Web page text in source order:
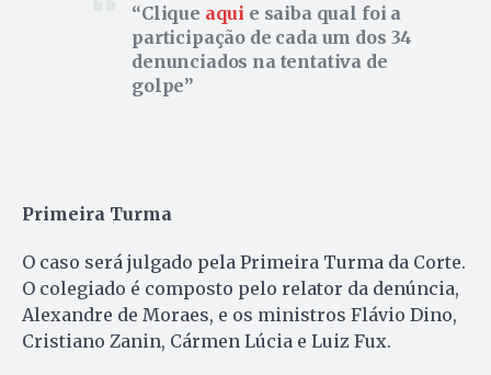
Clique aqui e saiba qual foi a
participação de cada um dos 34
denunciados na tentativa de
golpe
Primeira Turma
O caso será julgado pela Primeira Turma da Corte.
O colegiado é composto pelo relator da denúncia,
Alexandre de Moraes, e os ministros Flávio Dino,
Cristiano Zanin, Cármen Lúcia e Luiz Fux.